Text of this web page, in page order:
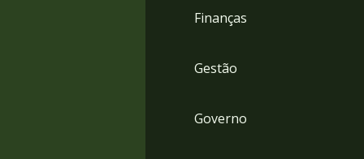
Finanças
Gestão
Governo